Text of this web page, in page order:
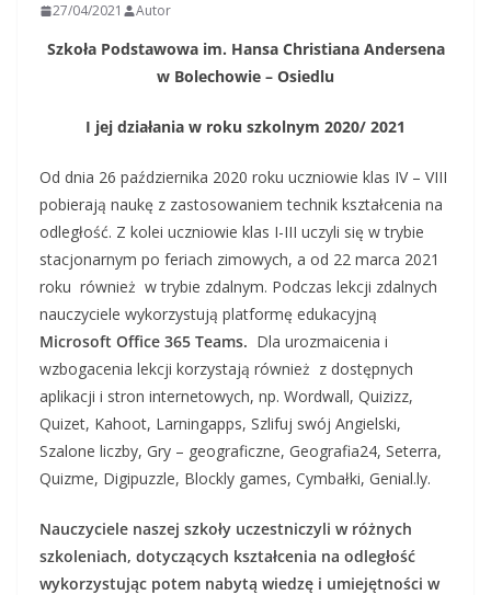
27/04/2021 Autor
Szkoła Podstawowa im. Hansa Christiana Andersena
w Bolechowie – Osiedlu
I jej działania w roku szkolnym 2020/ 2021
Od dnia 26 października 2020 roku uczniowie klas IV – VIII
pobierają naukę z zastosowaniem technik kształcenia na
odległość. Z kolei uczniowie klas I-III uczyli się w trybie
stacjonarnym po feriach zimowych, a od 22 marca 2021
roku również w trybie zdalnym. Podczas lekcji zdalnych
nauczyciele wykorzystują platformę edukacyjną
Microsoft Office 365 Teams. Dla urozmaicenia i
wzbogacenia lekcji korzystają również z dostępnych
aplikacji i stron internetowych, np. Wordwall, Quizizz,
Quizet, Kahoot, Larningapps, Szlifuj swój Angielski,
Szalone liczby, Gry – geograficzne, Geografia24, Seterra,
Quizme, Digipuzzle, Blockly games, Cymbałki, Genial.ly.
Nauczyciele naszej szkoły uczestniczyli w różnych
szkoleniach, dotyczących kształcenia na odległość
wykorzystując potem nabytą wiedzę i umiejętności w